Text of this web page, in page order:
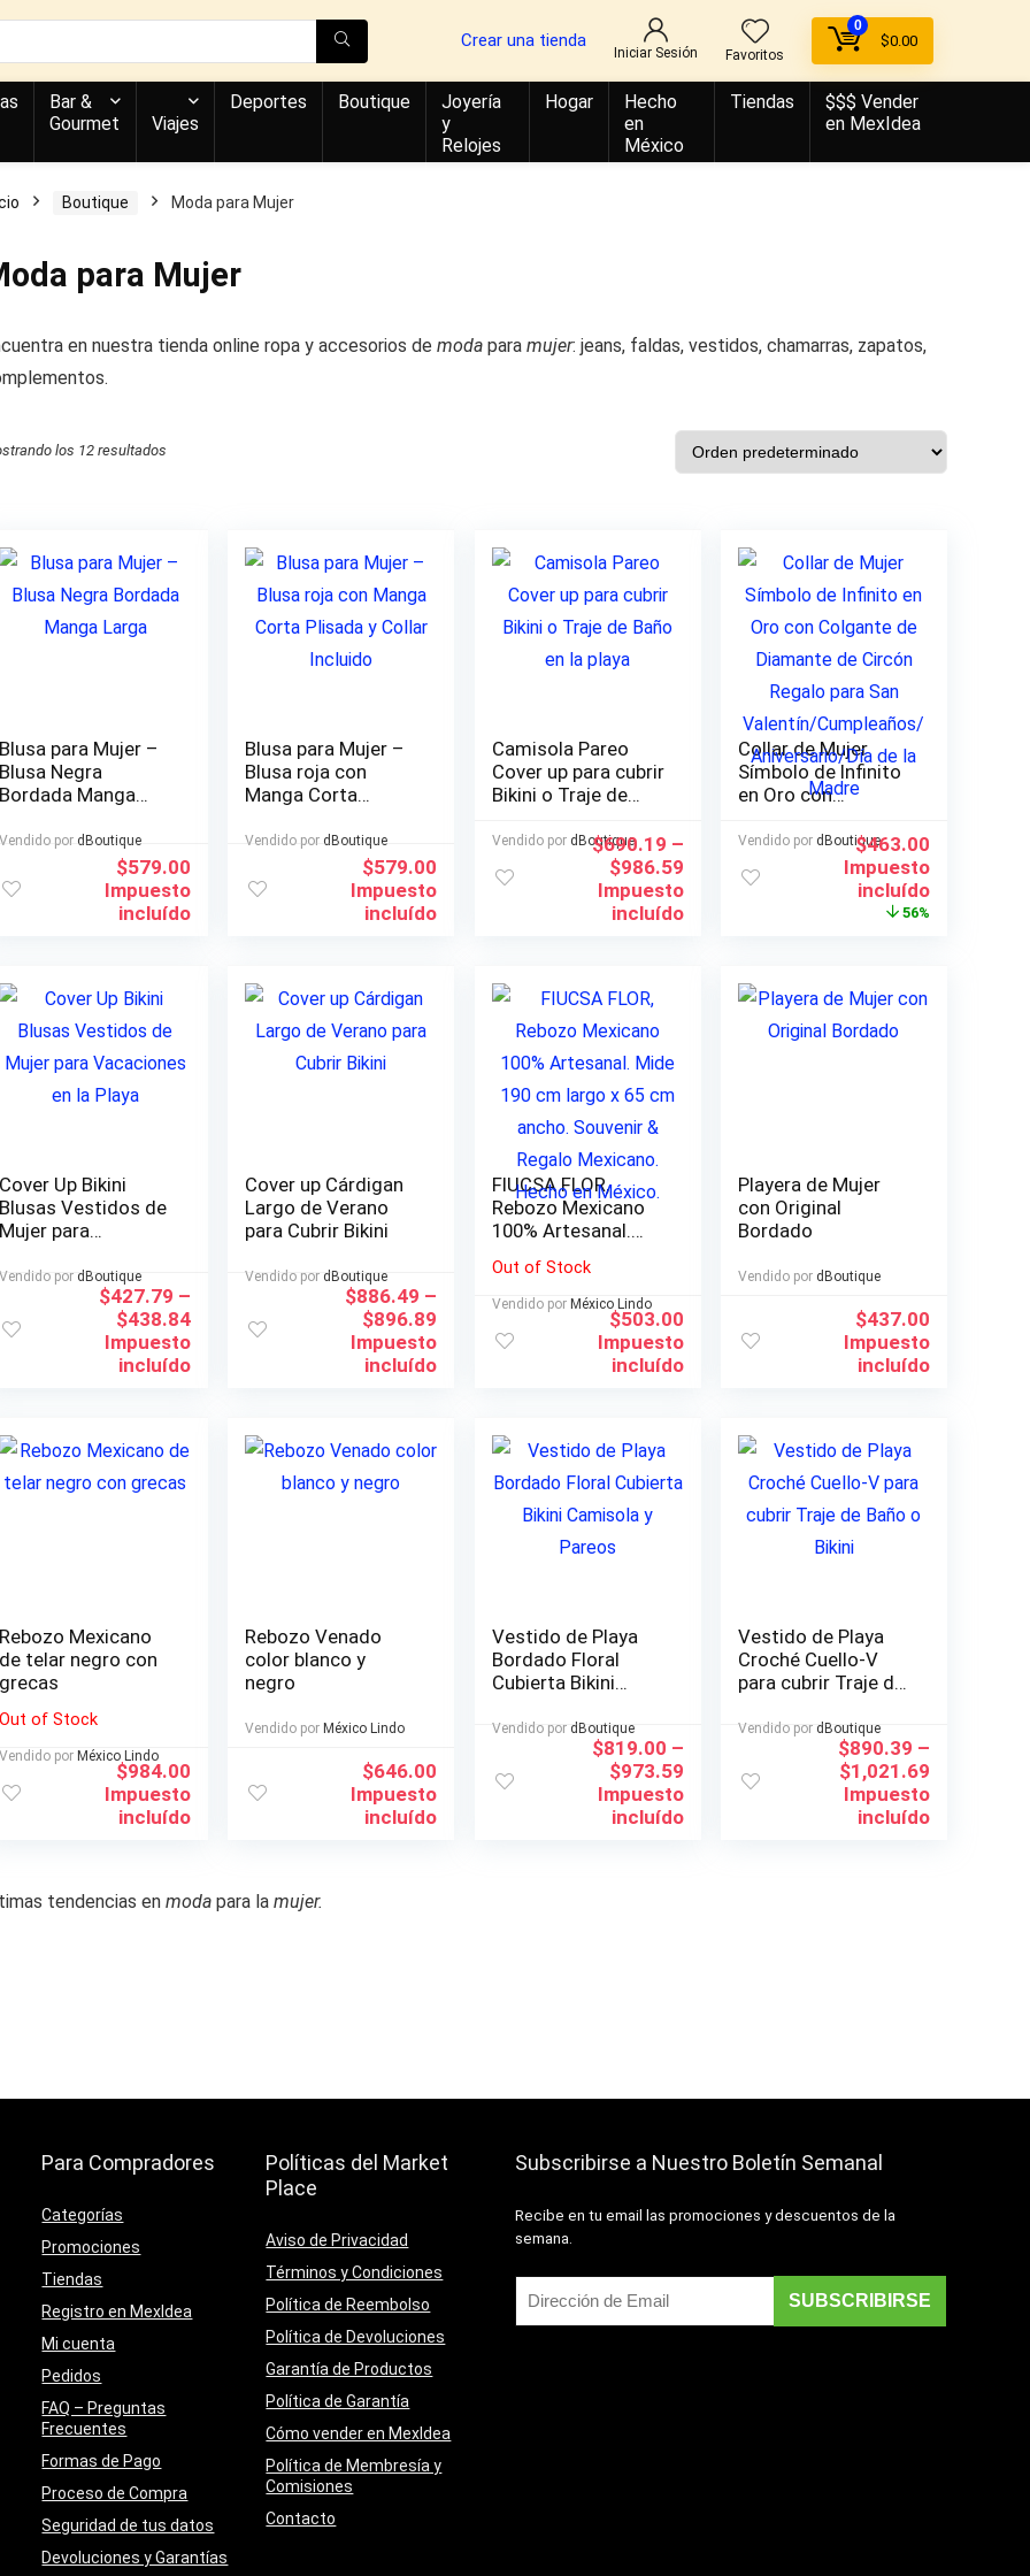
Crear una tienda
Iniciar Sesión Favoritos
0
$0.00
Bar &
Gourmet
Viajes
Deportes Boutique
Joyería
y
Relojes
Hogar
Hecho
en
México
Tiendas
$$$ Vender
en MexIdea
Boutique Moda para Mujer
para Mujer
en nuestra tienda online ropa y accesorios de moda para mujer: jeans, faldas, vestidos, chamarras, zapatos,
los 12 resultados
Blusa para Mujer –
Blusa Negra
Bordada Manga
Vendido por dBoutique
$579.00
Impuesto
incluído
Blusa para Mujer –
Blusa roja con
Manga Corta
Incluido
Vendido por dBoutique
$579.00
Impuesto
incluído
Camisola Pareo
Cover up para cubrir
Bikini o Traje de
Vendido por dBoutique
$690.19 –
$986.59
Impuesto
incluído
Collar de Mujer
Símbolo de Infinito
en Oro con
Diamante de Circón
Regalo para San
Valentín/Cumpleañ
os/Aniversario/Día
Vendido por dBoutique
El
precio
original
era:
$463.00El
precio
actual
es:
Impuesto
incluído
56%
Cover Up Bikini
Blusas Vestidos de
Mujer para
Playa
Vendido por dBoutique
$427.79 –
$438.84
Impuesto
incluído
Cover up Cárdigan
Largo de Verano
para Cubrir Bikini
Vendido por dBoutique
$886.49 –
$896.89
Impuesto
incluído
FIUCSA FLOR,
Rebozo Mexicano
100% Artesanal.
65 cm ancho.
Souvenir & Regalo
Mexicano. Hecho en
México.
Out of Stock
Vendido por México Lindo
$503.00
Impuesto
incluído
Playera de Mujer
con Original
Bordado
Vendido por dBoutique
$437.00
Impuesto
incluído
Rebozo Mexicano
de telar negro con
grecas
Out of Stock
Vendido por México Lindo
$984.00
Impuesto
incluído
Rebozo Venado
color blanco y
negro
Vendido por México Lindo
$646.00
Impuesto
incluído
Vestido de Playa
Bordado Floral
Cubierta Bikini
Vendido por dBoutique
$819.00 –
$973.59
Impuesto
incluído
Vestido de Playa
Croché Cuello-V
para cubrir Traje de
Vendido por dBoutique
$890.39 –
$1,021.69
Impuesto
incluído
tendencias en moda para la mujer.
Para Compradores
Categorías
Promociones
Tiendas
Registro en MexIdea
Mi cuenta
Pedidos
FAQ – Preguntas
Frecuentes
Formas de Pago
Proceso de Compra
Seguridad de tus datos
Devoluciones y Garantías
Políticas del Market
Place
Aviso de Privacidad
Términos y Condiciones
Política de Reembolso
Política de Devoluciones
Garantía de Productos
Política de Garantía
Cómo vender en MexIdea
Política de Membresía y
Comisiones
Contacto
Subscribirse a Nuestro Boletín Semanal
Recibe en tu email las promociones y descuentos de la
semana.